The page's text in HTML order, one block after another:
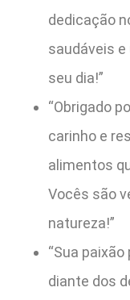
dedicação
saudáveis
seu dia!”
“Obrigado
carinho e
alimentos
Vocês são
natureza!”
“Sua
diante dos